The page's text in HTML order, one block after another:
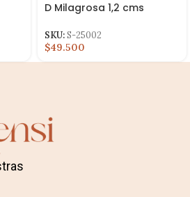
D Milagrosa 1,2 cms
SKU:S-25002
$49.500